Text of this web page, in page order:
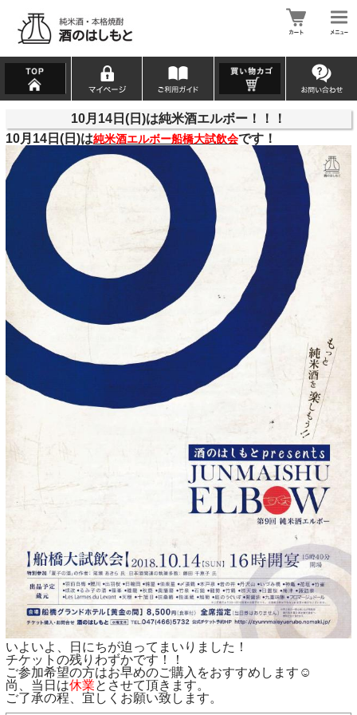
10月14日(日)は純米酒エルボー！！！
10月14日(日)は純米酒エルボー船橋大試飲会です！
いよいよ、日にちが迫ってまいりました！
チケットの残りわずかです！！
ご参加希望の方はお早めのご購入をおすすめします☺
尚、当日は休業とさせて頂きます。
ご了承の程、宜しくお願い致します。